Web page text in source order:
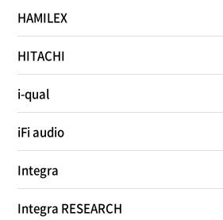
HAMILEX
HITACHI
i-qual
iFi audio
Integra
Integra RESEARCH